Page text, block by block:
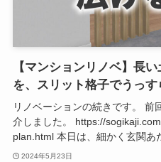
【マンションリノベ】長
を、スリット格子でうっす
リノベーションの続きです。 前
介しました。 https://
plan.html 本日は、細かく玄関あ
2024年5月23日